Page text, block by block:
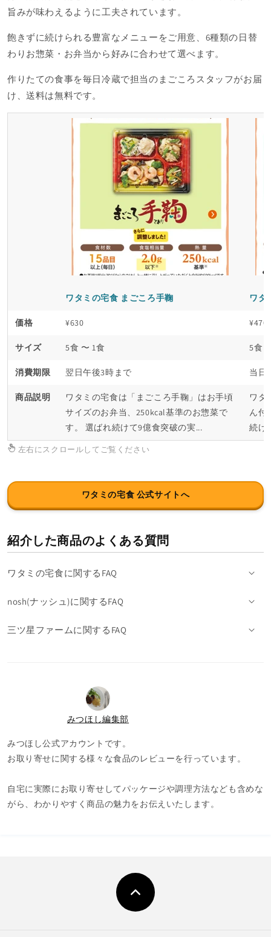
旨みが味わえるように工夫されています。
飽きずに続けられる豊富なメニューをご用意、6種類の日替
わりお惣菜・お弁当から好みに合わせて選べます。
作りたての食事を毎日冷蔵で担当のまごころスタッフがお届
け、送料は無料です。
ワタミの宅食 まごころ手鞠 ワタ
価格 ¥630 ¥470
サイズ 5食 〜 1食 5食
消費期限 翌日午後3時まで 当日
商品説明
ワタミの宅食は「まごころ手鞠」はお手頃
サイズのお弁当、250kcal基準のお惣菜で
す。 選ばれ続けて9億食突破の実...
ワタ
ん付
続け
左右にスクロールしてご覧ください
ワタミの宅食 公式サイトへ
紹介した商品のよくある質問
ワタミの宅食に関するFAQ
nosh(ナッシュ)に関するFAQ
三ツ星ファームに関するFAQ
みつほし編集部
みつほし公式アカウントです。
お取り寄せに関する様々な食品のレビューを行っています。
自宅に実際にお取り寄せしてパッケージや調理方法なども含めな
がら、わかりやすく商品の魅力をお伝えいたします。